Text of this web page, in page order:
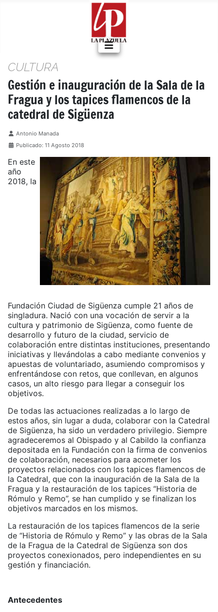
CULTURA
Gestión e inauguración de la Sala de la
Fragua y los tapices flamencos de la
catedral de Sigüenza
Detalles
Antonio Manada
Publicado: 11 Agosto 2018
En este
año
2018, la
Fundación Ciudad de Sigüenza cumple 21 años de
singladura. Nació con una vocación de servir a la
cultura y patrimonio de Sigüenza, como fuente de
desarrollo y futuro de la ciudad, servicio de
colaboración entre distintas instituciones, presentando
iniciativas y llevándolas a cabo mediante convenios y
apuestas de voluntariado, asumiendo compromisos y
enfrentándose con retos, que conllevan, en algunos
casos, un alto riesgo para llegar a conseguir los
objetivos.
De todas las actuaciones realizadas a lo largo de
estos años, sin lugar a duda, colaborar con la Catedral
de Sigüenza, ha sido un verdadero privilegio. Siempre
agradeceremos al Obispado y al Cabildo la confianza
depositada en la Fundación con la firma de convenios
de colaboración, necesarios para acometer los
proyectos relacionados con los tapices flamencos de
la Catedral, que con la inauguración de la Sala de la
Fragua y la restauración de los tapices “Historia de
Rómulo y Remo”, se han cumplido y se finalizan los
objetivos marcados en los mismos.
La restauración de los tapices flamencos de la serie
de “Historia de Rómulo y Remo” y las obras de la Sala
de la Fragua de la Catedral de Sigüenza son dos
proyectos conexionados, pero independientes en su
gestión y financiación.
Antecedentes